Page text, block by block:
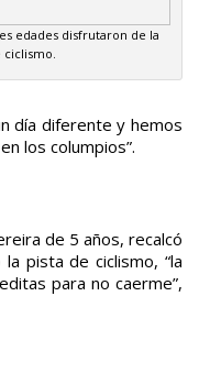
edades disfrutaron de la
ciclismo.
día diferente y hemos
los columpios”.
de 5 años, recalcó
pista de ciclismo, “la
para no caerme”,